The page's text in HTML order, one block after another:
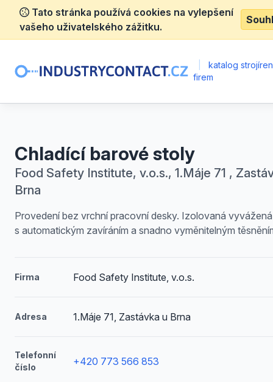
Tato stránka používá cookies na vylepšení
vašeho uživatelského zážitku.
katalog
firem
Chladící barové stoly
Food Safety Institute, v.o.s., 1.Máje 71 ,
Brna
Provedení bez vrchní pracovní desky. Izolovaná
s automatickým zavíráním a snadno vyměnitelným
Firma Food Safety Institute, v.o.s.
Adresa 1.Máje 71, Zastávka u Brna
Telefonní
číslo
+420 773 566 853